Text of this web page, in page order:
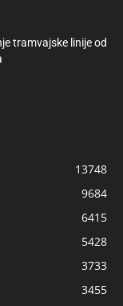
tramvajske linije od
13748
9684
6415
5428
3733
3455